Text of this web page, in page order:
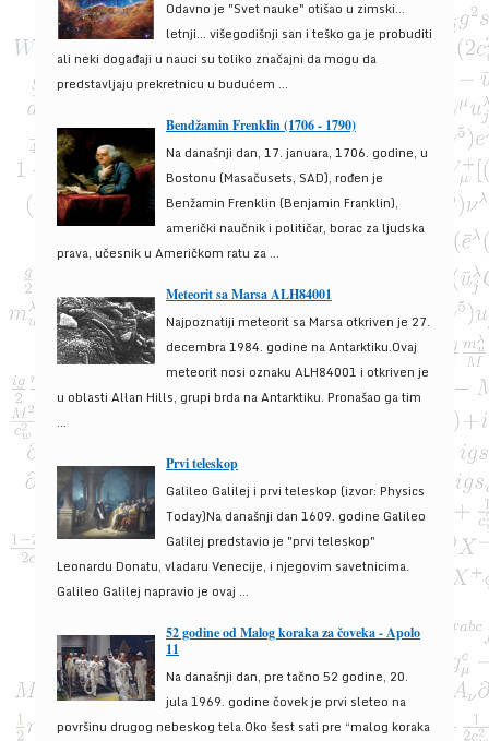
Odavno je "Svet nauke" otišao u zimski...
letnji... višegodišnji san i teško ga je probuditi
ali neki događaji u nauci su toliko značajni da mogu da
predstavljaju prekretnicu u budućem ...
Bendžamin Frenklin (1706 - 1790)
Na današnji dan, 17. januara, 1706. godine, u
Bostonu (Masačusets, SAD), rođen je
Benžamin Frenklin (Benjamin Franklin),
američki naučnik i političar, borac za ljudska
prava, učesnik u Američkom ratu za ...
Meteorit sa Marsa ALH84001
Najpoznatiji meteorit sa Marsa otkriven je 27.
decembra 1984. godine na Antarktiku.Ovaj
meteorit nosi oznaku ALH84001 i otkriven je
u oblasti Allan Hills, grupi brda na Antarktiku. Pronašao ga tim
...
Prvi teleskop
Galileo Galilej i prvi teleskop (izvor: Physics
Today)Na današnji dan 1609. godine Galileo
Galilej predstavio je "prvi teleskop"
Leonardu Donatu, vladaru Venecije, i njegovim savetnicima.
Galileo Galilej napravio je ovaj ...
52 godine od Malog koraka za čoveka - Apolo
11
Na današnji dan, pre tačno 52 godine, 20.
jula 1969. godine čovek je prvi sleteo na
površinu drugog nebeskog tela.Oko šest sati pre “malog koraka